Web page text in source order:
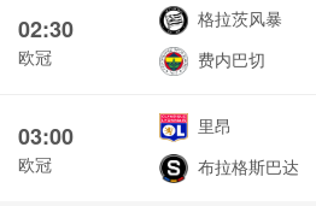
02:30
欧冠
格拉茨风暴
费内巴切
03:00
欧冠
里昂
布拉格斯巴达